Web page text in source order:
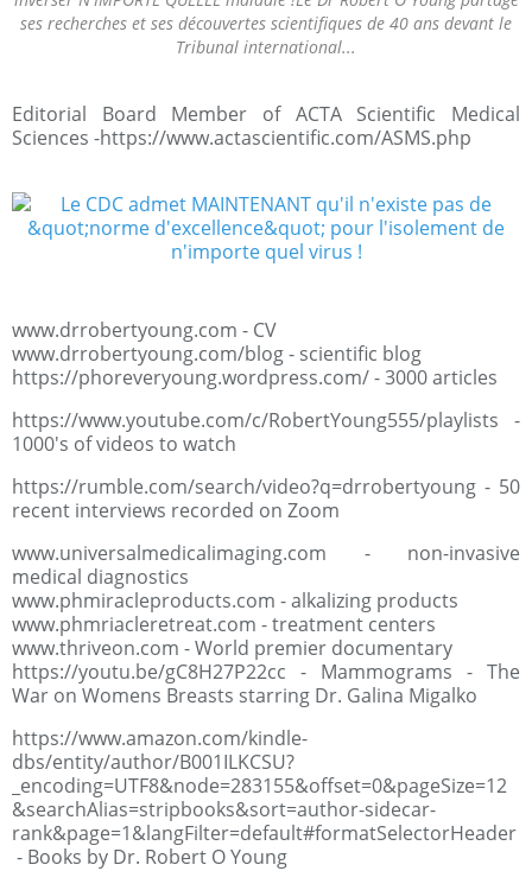
ses recherches et ses découvertes scientifiques de 40 ans devant le
Tribunal international...
Editorial Board Member of ACTA Scientific Medical
Sciences -https://www.actascientific.com/ASMS.php
www.drrobertyoung.com - CV
www.drrobertyoung.com/blog - scientific blog
https://phoreveryoung.wordpress.com/ - 3000 articles
https://www.youtube.com/c/RobertYoung555/playlists -
1000's of videos to watch
https://rumble.com/search/video?q=drrobertyoung - 50
recent interviews recorded on Zoom
www.universalmedicalimaging.com - non-invasive
medical diagnostics
www.phmiracleproducts.com - alkalizing products
www.phmriacleretreat.com - treatment centers
www.thriveon.com - World premier documentary
https://youtu.be/gC8H27P22cc - Mammograms - The
War on Womens Breasts starring Dr. Galina Migalko
https://www.amazon.com/kindle-
dbs/entity/author/B001ILKCSU?
_encoding=UTF8&node=283155&offset=0&pageSize=12
&searchAlias=stripbooks&sort=author-sidecar-
rank&page=1&langFilter=default#formatSelectorHeader
- Books by Dr. Robert O Young